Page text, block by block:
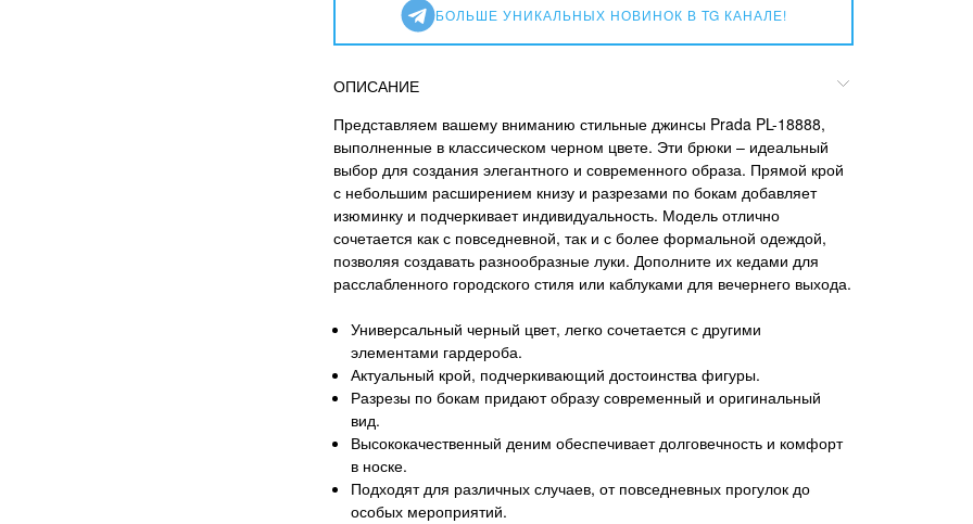
БОЛЬШЕ УНИКАЛЬНЫХ НОВИНОК В TG КАНАЛЕ!
ОПИСАНИЕ
Представляем вашему вниманию стильные джинсы Prada PL-18888,
выполненные в классическом черном цвете. Эти брюки – идеальный
выбор для создания элегантного и современного образа. Прямой крой
с небольшим расширением книзу и разрезами по бокам добавляет
изюминку и подчеркивает индивидуальность. Модель отлично
сочетается как с повседневной, так и с более формальной одеждой,
позволяя создавать разнообразные луки. Дополните их кедами для
расслабленного городского стиля или каблуками для вечернего выхода.
Универсальный черный цвет, легко сочетается с другими
элементами гардероба.
Актуальный крой, подчеркивающий достоинства фигуры.
Разрезы по бокам придают образу современный и оригинальный
вид.
Высококачественный деним обеспечивает долговечность и комфорт
в носке.
Подходят для различных случаев, от повседневных прогулок до
особых мероприятий.